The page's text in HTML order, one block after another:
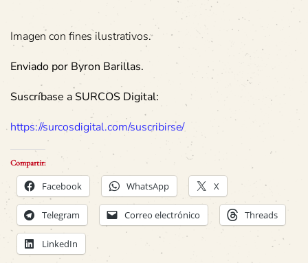
Imagen con fines ilustrativos.
Enviado por Byron Barillas.
Suscríbase a SURCOS Digital:
https://surcosdigital.com/suscribirse/
Compartir:
Facebook WhatsApp X
Telegram Correo electrónico Threads
LinkedIn